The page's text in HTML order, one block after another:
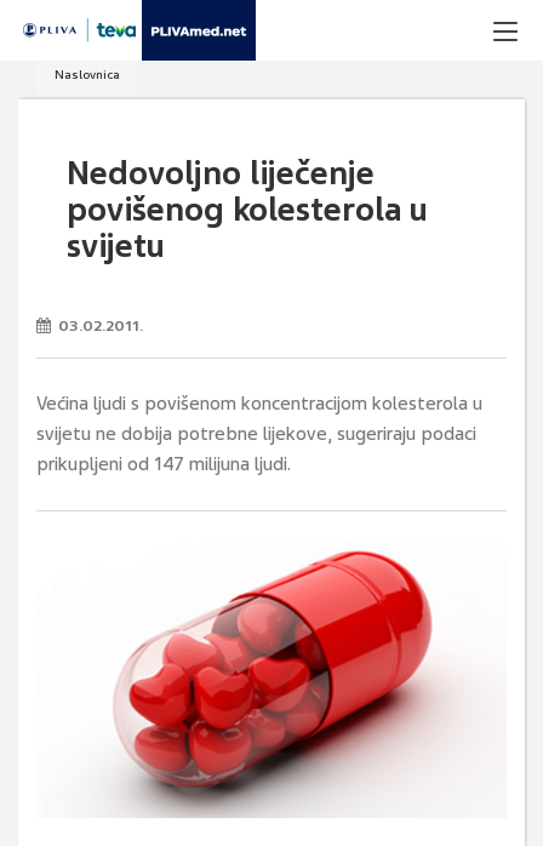
Naslovnica
Nedovoljno liječenje
povišenog kolesterola u
svijetu
03.02.2011.
Većina ljudi s povišenom koncentracijom kolesterola u
svijetu ne dobija potrebne lijekove, sugeriraju podaci
prikupljeni od 147 milijuna ljudi.